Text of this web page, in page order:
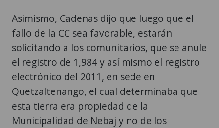
Asimismo, Cadenas dijo que luego que el
fallo de la CC sea favorable, estarán
solicitando a los comunitarios, que se anule
el registro de 1,984 y así mismo el registro
electrónico del 2011, en sede en
Quetzaltenango, el cual determinaba que
esta tierra era propiedad de la
Municipalidad de Nebaj y no de los